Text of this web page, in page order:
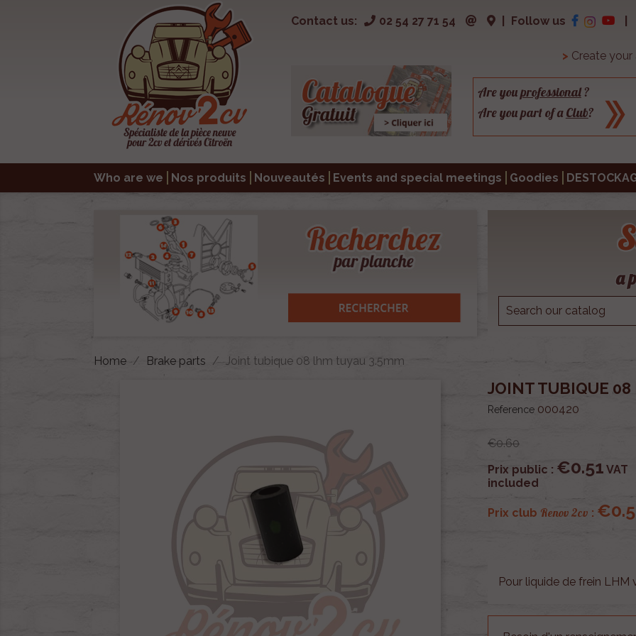
Contact us: 02 54 27 71 54 Follow us
> Create
Are youprofessional?
Are you part of aClub?
Who are we Nos produits Nouveautés Events and special meetings Goodies
a
Home Brake parts Joint tubique 08 lhm tuyau 3.5mm
JOINT TUBIQUE 08
Reference 000420
€0.60
Prix public : €0.51 VAT
included
Prix club Renov 2cv :
Pour liquide de frein LHM